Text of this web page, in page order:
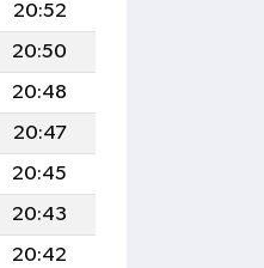
20:52
20:50
20:48
20:47
20:45
20:43
20:42